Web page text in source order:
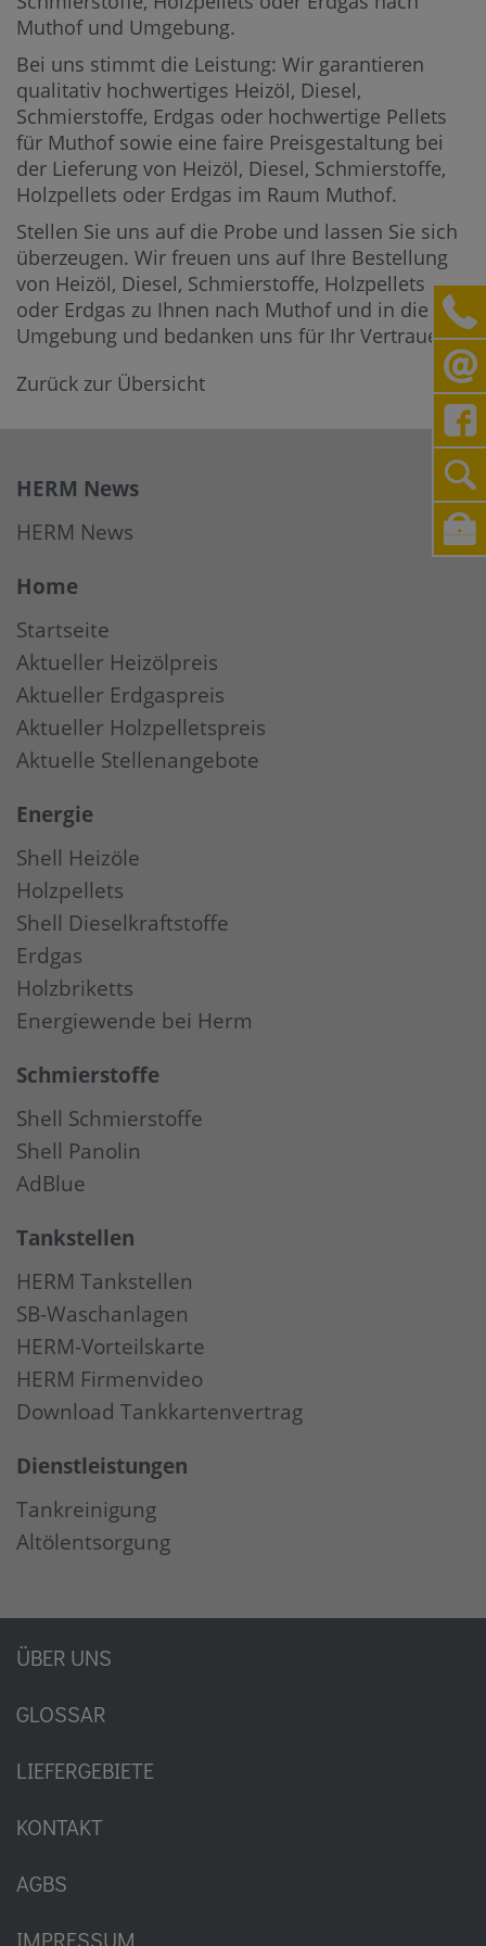
Muthof und Umgebung.
Bei uns stimmt die Leistung: Wir garantieren
qualitativ hochwertiges Heizöl, Diesel,
Schmierstoffe, Erdgas oder hochwertige Pellets
für Muthof sowie eine faire Preisgestaltung bei
der Lieferung von Heizöl, Diesel, Schmierstoffe,
Holzpellets oder Erdgas im Raum Muthof.
Stellen Sie uns auf die Probe und lassen Sie sich
überzeugen. Wir freuen uns auf Ihre Bestellung
von Heizöl, Diesel, Schmierstoffe, Holzpellets
oder Erdgas zu Ihnen nach Muthof und in die
Umgebung und bedanken uns für Ihr Vertrauen.
Zurück zur Übersicht
HERM News
HERM News
Home
Startseite
Aktueller Heizölpreis
Aktueller Erdgaspreis
Aktueller Holzpelletspreis
Aktuelle Stellenangebote
Energie
Shell Heizöle
Holzpellets
Shell Dieselkraftstoffe
Erdgas
Holzbriketts
Energiewende bei Herm
Schmierstoffe
Shell Schmierstoffe
Shell Panolin
AdBlue
Tankstellen
HERM Tankstellen
SB-Waschanlagen
HERM-Vorteilskarte
HERM Firmenvideo
Download Tankkartenvertrag
Dienstleistungen
Tankreinigung
Altölentsorgung
ÜBER UNS
GLOSSAR
LIEFERGEBIETE
KONTAKT
AGBS
IMPRESSUM